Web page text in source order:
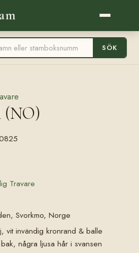
SÖK
(NO)
Travare
Svorkmo, Norge
vit invändig kronrand & balle
några ljusa hår i svansen